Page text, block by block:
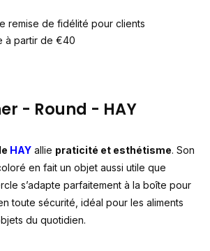
remise de fidélité pour clients
à partir de €40
- Round - HAY
HAY allie praticité et esthétisme. Son
en fait un objet aussi utile que
s’adapte parfaitement à la boîte pour
toute sécurité, idéal pour les aliments
du quotidien.